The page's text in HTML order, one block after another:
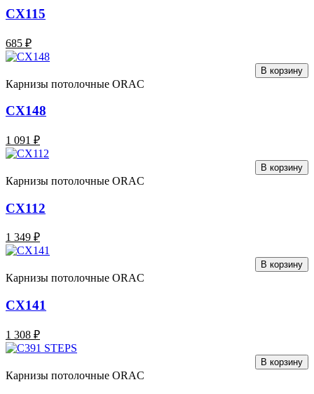
CX115
685 ₽
В корзину
Карнизы потолочные ORAC
CX148
1 091 ₽
В корзину
Карнизы потолочные ORAC
CX112
1 349 ₽
В корзину
Карнизы потолочные ORAC
CX141
1 308 ₽
В корзину
Карнизы потолочные ORAC